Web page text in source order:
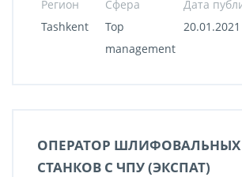
Регион Сфера
Дата
Tashkent
Top
management
20.01.2021
ОПЕРАТОР ШЛИФОВАЛЬНЫХ
СТАНКОВ С ЧПУ (ЭКСПАТ)